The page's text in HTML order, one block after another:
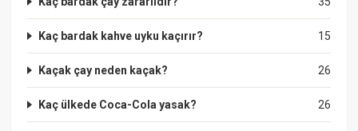
15
Kaç bardak kahve uyku kaçırır?
26
Kaçak çay neden kaçak?
26
Kaç ülkede Coca-Cola yasak?